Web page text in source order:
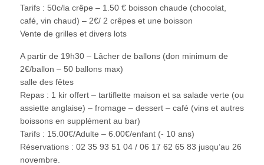
Tarifs : 50c/la crêpe – 1.50 € boisson chaude (chocolat,
café, vin chaud) – 2€/ 2 crêpes et une boisson
Vente de grilles et divers lots
A partir de 19h30 – Lâcher de ballons (don minimum de
2€/ballon – 50 ballons max)
salle des fêtes
Repas : 1 kir offert – tartiflette maison et sa salade verte (ou
assiette anglaise) – fromage – dessert – café (vins et autres
boissons en supplément au bar)
Tarifs : 15.00€/Adulte – 6.00€/enfant (- 10 ans)
Réservations : 02 35 93 51 04 / 06 17 62 65 83 jusqu’au 26
novembre.